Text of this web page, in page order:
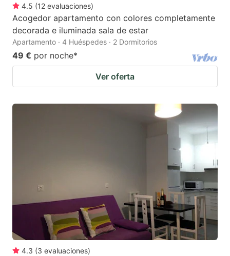
4.5 (12 evaluaciones)
Acogedor apartamento con colores completamente
decorada e iluminada sala de estar
Apartamento · 4 Huéspedes · 2 Dormitorios
49 € por noche*
Ver oferta
4.3 (3 evaluaciones)